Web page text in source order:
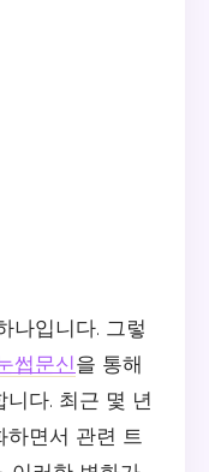
나입니다. 그렇
썹문신을 통해
다. 최근 몇 년
면서 관련 트